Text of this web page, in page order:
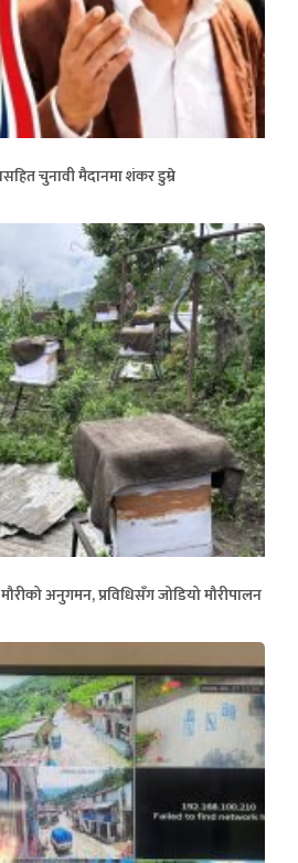
चुनावी मैदानमा शंकर डुम्रे
अनुगमन, प्रविधिसँग जोडियो मौरीपालन